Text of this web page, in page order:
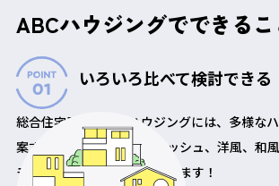
ABCハウジングでできるこ
いろいろ比べて検討できる
総合住宅展示場ABCハウジングには、多様な
案するシンプル、スタイリッシュ、洋風、和
モデルハウスが勢揃いしています！